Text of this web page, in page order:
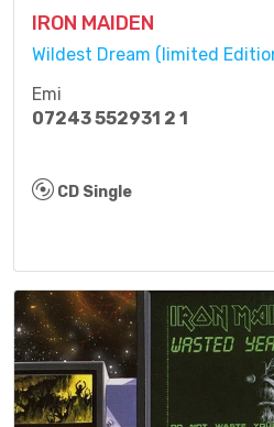
IRON MAIDEN
Wildest Dream (limited
Emi
07243 552931 2 1
CD Single